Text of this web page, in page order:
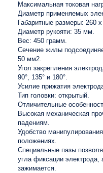
Максимальная токовая
Диаметр применяемых
Габаритные размеры: 260
Диаметр рукояти: 35 мм.
Вес: 450 грамм.
Сечение жилы
50 мм2.
Угол закрепления
90°, 135° и 180°.
Усилие прижатия
Тип головки: открытый.
Отличительные
Высокая механическая
падениям.
Удобство
положениях.
Специальные пазы
угла фиксации электрода,
зажимается.